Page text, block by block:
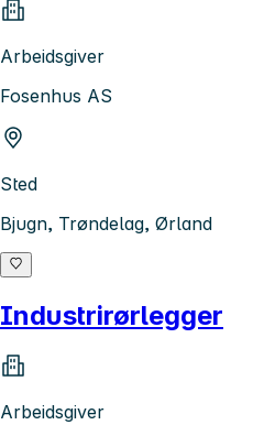
Arbeidsgiver
Fosenhus AS
Sted
Bjugn, Trøndelag, Ørland
Industrirørlegger
Arbeidsgiver